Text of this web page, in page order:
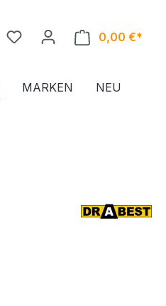
0,00 €*
MARKEN NEU